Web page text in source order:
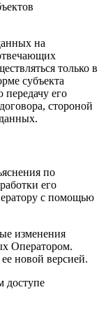
на
только в
субъекта
его
стороной
по
его
с помощью
изменения
Оператором.
новой версией.
доступе